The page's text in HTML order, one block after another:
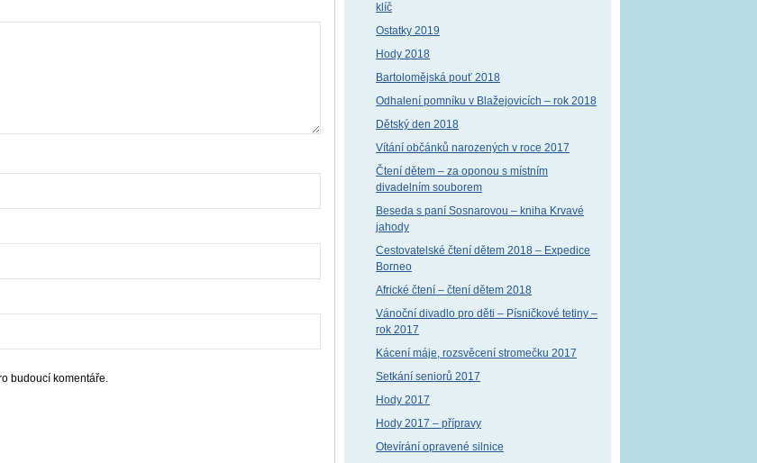
budoucí komentáře.
klíč
Ostatky 2019
Hody 2018
Bartolomějská pouť 2018
Odhalení pomníku v Blažejovicích – rok 2018
Dětský den 2018
Vítání občánků narozených v roce 2017
Čtení dětem – za oponou s místním
divadelním souborem
Beseda s paní Sosnarovou – kniha Krvavé
jahody
Cestovatelské čtení dětem 2018 – Expedice
Borneo
Africké čtení – čtení dětem 2018
Vánoční divadlo pro děti – Písničkové tetiny –
rok 2017
Kácení máje, rozsvěcení stromečku 2017
Setkání seniorů 2017
Hody 2017
Hody 2017 – přípravy
Otevírání opravené silnice